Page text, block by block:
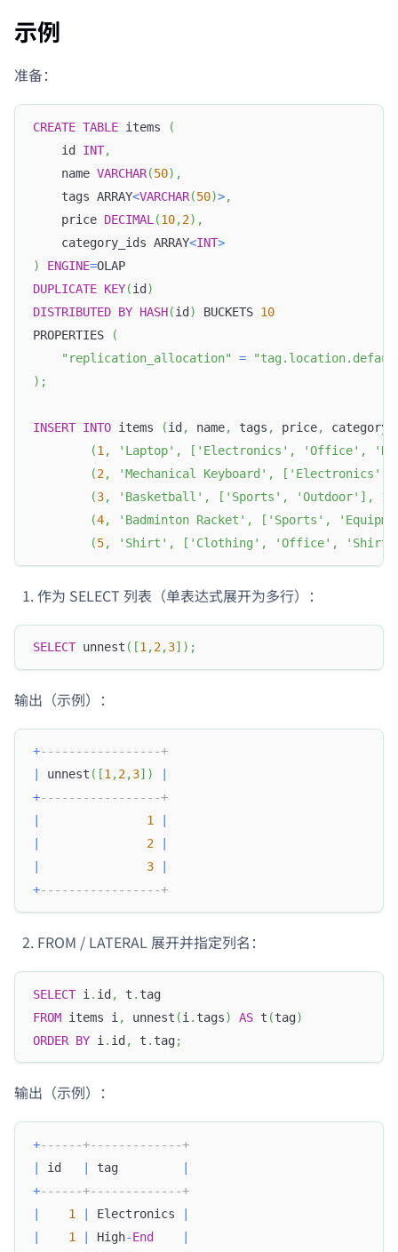
示例
准备：
CREATE TABLE items
(
    id
INT,
    name
VARCHAR(50) ,
    tags ARRAY
<VARCHAR(50)>,
    price
DECIMAL (10,2) ,
    category_ids ARRAY
<INT>
)
ENGINE=OLAP
DUPLICATE KEY(id )
DISTRIBUTED BY HASH(id ) BUCKETS 10
PROPERTIES
(
"replication_allocation"
=
) ;
INSERT INTO items (id , name, tags , price,
(1 , 'Laptop' , [ 'Electronics' , 'Office' ,
(2, 'Mechanical Keyboard' , [ 'Electronics'
(3, 'Basketball' , [ 'Sports' , 'Outdoor' ] ,
(4, 'Badminton Racket' , [ 'Sports' ,
(5, 'Shirt' , [ 'Clothing' , 'Office' , 'Shirt'
作为 SELECT 列表（单表达式展开为多行）：
SELECT unnest ( [1 ,2,3] ) ;
输出（示例）：
+-----------------+
unnest ( [1,2,3] )
+-----------------+
1
2
3
+-----------------+
FROM / LATERAL 展开并指定列名：
SELECT i . id, t . tag
FROM items i , unnest (i . tags) AS t (tag)
ORDER BY i . id, t . tag;
输出（示例）：
+------+-------------+
id tag
+------+-------------+
1 Electronics
1 High-End